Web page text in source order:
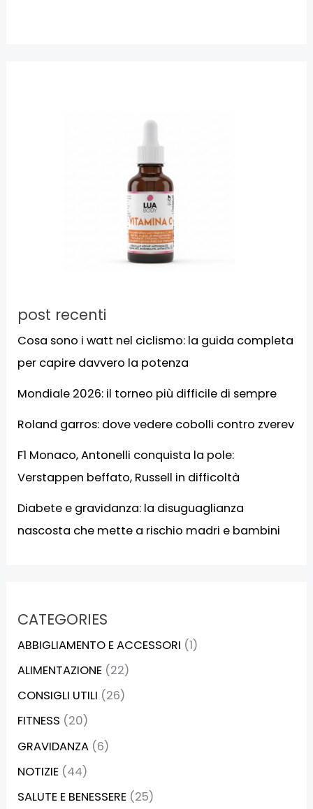
post recenti
Cosa sono i watt nel ciclismo: la guida completa
per capire davvero la potenza
Mondiale 2026: il torneo più difficile di sempre
Roland garros: dove vedere cobolli contro zverev
F1 Monaco, Antonelli conquista la pole:
Verstappen beffato, Russell in difficoltà
Diabete e gravidanza: la disuguaglianza
nascosta che mette a rischio madri e bambini
CATEGORIES
ABBIGLIAMENTO E ACCESSORI (1)
ALIMENTAZIONE (22)
CONSIGLI UTILI (26)
FITNESS (20)
GRAVIDANZA (6)
NOTIZIE (44)
SALUTE E BENESSERE (25)